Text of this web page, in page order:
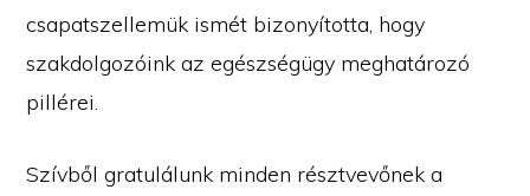
csapatszellemük ismét bizonyította, hogy
szakdolgozóink az egészségügy meghatározó
pillérei.
Szívből gratulálunk minden résztvevőnek a